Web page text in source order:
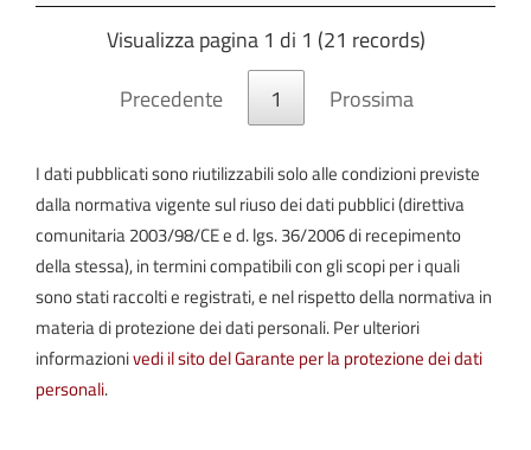
Visualizza pagina 1 di 1 (21 records)
Precedente
1 Prossima
I dati pubblicati sono riutilizzabili solo alle condizioni previste
dalla normativa vigente sul riuso dei dati pubblici (direttiva
comunitaria 2003/98/CE e d. lgs. 36/2006 di recepimento
della stessa), in termini compatibili con gli scopi per i quali
sono stati raccolti e registrati, e nel rispetto della normativa in
materia di protezione dei dati personali. Per ulteriori
informazionivedi il sito del Garante per la protezione dei dati
personali.